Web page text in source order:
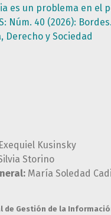
es un problema en el
Núm. 40 (2026):
Derecho y Sociedad
Kusinsky
Storino
María Soledad
de Gestión de la